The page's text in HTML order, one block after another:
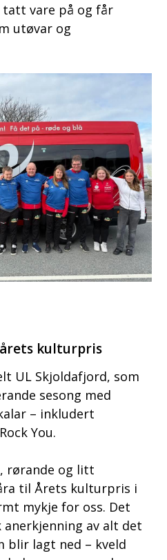
vare på og får
utøvar og
kulturpris
UL Skjoldafjord, som
sesong med
– inkludert
You.
rørande og litt
til Årets kulturpris i
mykje for oss. Det
av alt det
blir lagt ned – kveld